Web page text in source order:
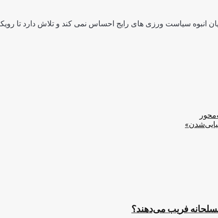
انبوه سیاست ورزی های رایج احساس نمی کند و تلاش دارد تا
فریب می‌دهند؟